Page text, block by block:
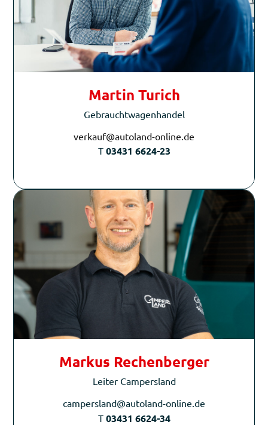
Martin Turich
Gebrauchtwagenhandel
verkauf@autoland-online.de
T 03431 6624-23
Markus Rechenberger
Leiter Campersland
campersland@autoland-online.de
T 03431 6624-34